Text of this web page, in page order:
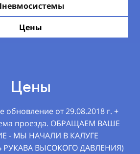
Цены
Цены
обновление от 29.08.2018 г. +
проезда. ОБРАЩАЕМ ВАШЕ
- МЫ НАЧАЛИ В КАЛУГЕ
РУКАВА ВЫСОКОГО ДАВЛЕНИЯ)